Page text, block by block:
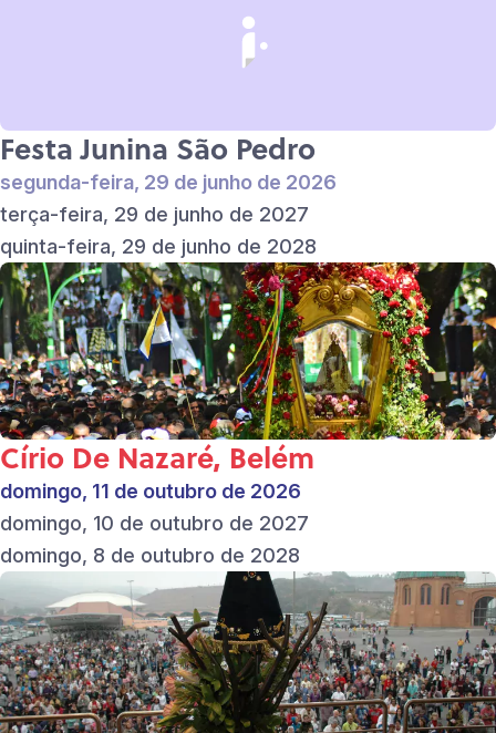
Festa Junina São Pedro
segunda-feira, 29 de junho de 2026
terça-feira, 29 de junho de 2027
quinta-feira, 29 de junho de 2028
Círio De Nazaré, Belém
domingo, 11 de outubro de 2026
domingo, 10 de outubro de 2027
domingo, 8 de outubro de 2028